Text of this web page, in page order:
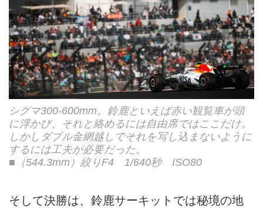
シグマ300-600mm。鈴鹿といえば赤い観覧車が頭
に浮かび、それと絡めるには自由席ではここだけ。
しかしダブル金網越しでそれを写し込まないように
するには工夫が必要だった。
■（544.3mm）絞りF4 1/640秒 ISO80
そして決勝は、鈴鹿サーキットでは秘境の地